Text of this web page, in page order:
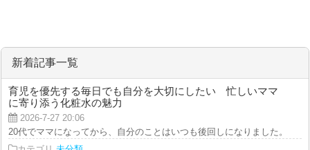
新着記事一覧
育児を優先する毎日でも自分を大切にしたい 忙しいママ
に寄り添う化粧水の魅力
2026-7-27 20:06
20代でママになってから、自分のことはいつも後回しになりました。 朝